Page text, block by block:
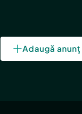
Adaugă anunț